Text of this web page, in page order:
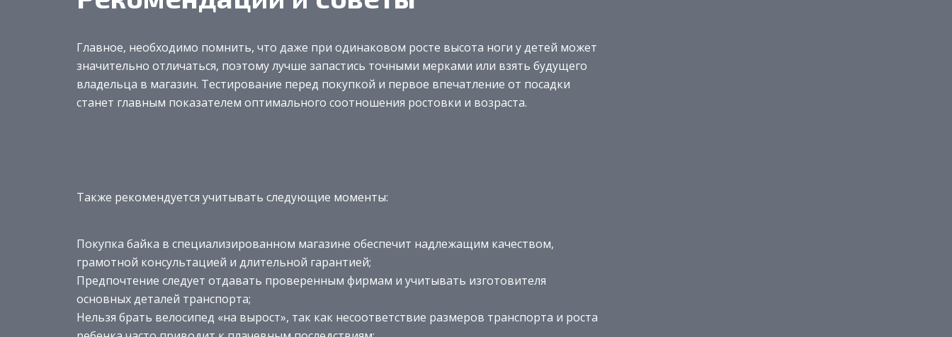
Главное, необходимо помнить, что даже при одинаковом росте высота ноги у детей может
значительно отличаться, поэтому лучше запастись точными мерками или взять будущего
владельца в магазин. Тестирование перед покупкой и первое впечатление от посадки
станет главным показателем оптимального соотношения ростовки и возраста.
Также рекомендуется учитывать следующие моменты:
Покупка байка в специализированном магазине обеспечит надлежащим качеством,
грамотной консультацией и длительной гарантией;
Предпочтение следует отдавать проверенным фирмам и учитывать изготовителя
основных деталей транспорта;
Нельзя брать велосипед «на вырост», так как несоответствие размеров транспорта и роста